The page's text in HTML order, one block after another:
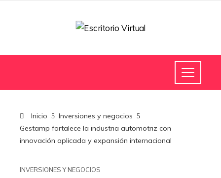
Inicio
Inversiones y negocios
Gestamp fortalece la industria automotriz con
innovación aplicada y expansión internacional
INVERSIONES Y NEGOCIOS